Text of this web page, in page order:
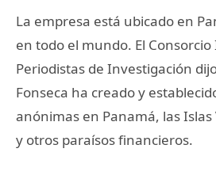
La empresa está ubicado en
en todo el mundo. El
Periodistas de Investigación
Fonseca ha creado y
anónimas en Panamá, las
y otros paraísos financieros.